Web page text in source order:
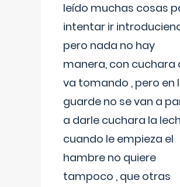
leído muchas cosas
intentar ir
pero nada no hay
manera, con cuchara
va tomando , pero en
guarde no se van a
a darle cuchara la
cuando le empieza el
hambre no quiere
tampoco , que otras